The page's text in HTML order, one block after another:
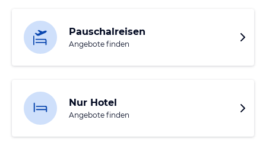
Pauschalreisen
Angebote finden
Nur Hotel
Angebote finden